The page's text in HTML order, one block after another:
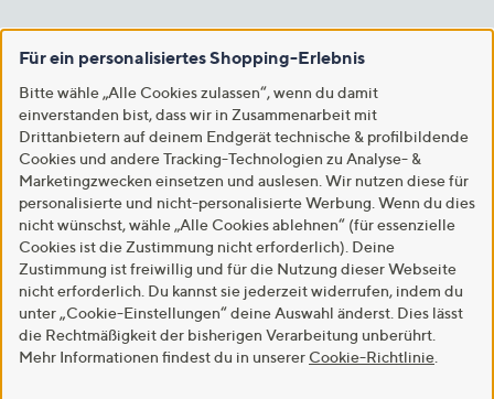
Für ein personalisiertes Shopping-Erlebnis
Bitte wähle „Alle Cookies zulassen“, wenn du damit
einverstanden bist, dass wir in Zusammenarbeit mit
Drittanbietern auf deinem Endgerät technische & profilbildende
Cookies und andere Tracking-Technologien zu Analyse- &
Marketingzwecken einsetzen und auslesen. Wir nutzen diese für
personalisierte und nicht-personalisierte Werbung. Wenn du dies
nicht wünschst, wähle „Alle Cookies ablehnen“ (für essenzielle
Cookies ist die Zustimmung nicht erforderlich). Deine
Zustimmung ist freiwillig und für die Nutzung dieser Webseite
nicht erforderlich. Du kannst sie jederzeit widerrufen, indem du
unter „Cookie-Einstellungen“ deine Auswahl änderst. Dies lässt
die Rechtmäßigkeit der bisherigen Verarbeitung unberührt.
Mehr Informationen findest du in unserer Cookie-Richtlinie